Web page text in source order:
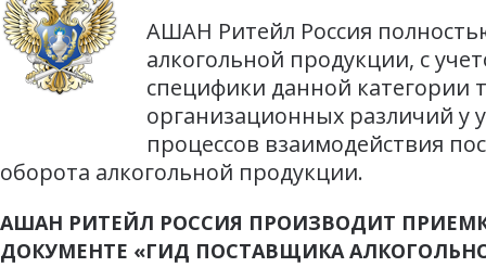
АШАН Ритейл Россия
алкогольной продукции, с
специфики данной категории
организационных различий у
процессов взаимодействия
оборота алкогольной продукции.
АШАН РИТЕЙЛ РОССИЯ ПРОИЗВОДИТ
ДОКУМЕНТЕ «ГИД ПОСТАВЩИКА